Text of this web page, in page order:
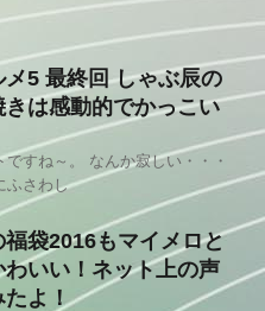
5 最終回 しゃぶ辰の
は感動的でかっこい
ですね～。 なんか寂しい・・・
ふさわし
福袋2016もマイメロと
いい！ネット上の声
たよ！